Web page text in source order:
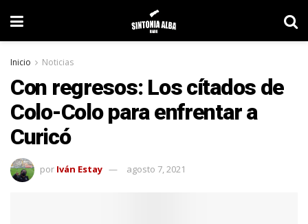
Inicio Noticias
Con regresos: Los cítados de
Colo-Colo para enfrentar a
Curicó
por Iván Estay agosto 7, 2021